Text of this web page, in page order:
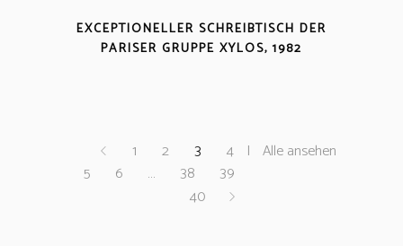
EXCEPTIONELLER SCHREIBTISCH DER
PARISER GRUPPE XYLOS, 1982
1 2 3
4
5
6 … 38
39
40
Alle ansehen